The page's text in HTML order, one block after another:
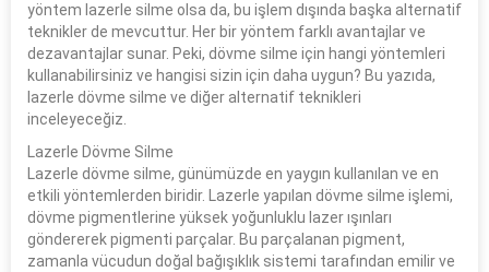
yöntem lazerle silme olsa da, bu işlem dışında başka alternatif
teknikler de mevcuttur. Her bir yöntem farklı avantajlar ve
dezavantajlar sunar. Peki, dövme silme için hangi yöntemleri
kullanabilirsiniz ve hangisi sizin için daha uygun? Bu yazıda,
lazerle dövme silme ve diğer alternatif teknikleri
inceleyeceğiz.
Lazerle Dövme Silme
Lazerle dövme silme, günümüzde en yaygın kullanılan ve en
etkili yöntemlerden biridir. Lazerle yapılan dövme silme işlemi,
dövme pigmentlerine yüksek yoğunluklu lazer ışınları
göndererek pigmenti parçalar. Bu parçalanan pigment,
zamanla vücudun doğal bağışıklık sistemi tarafından emilir ve